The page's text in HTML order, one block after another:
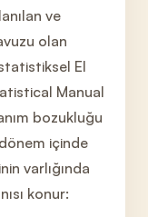
ve
olan
El
Manual
bozukluğu
içinde
varlığında
konur: